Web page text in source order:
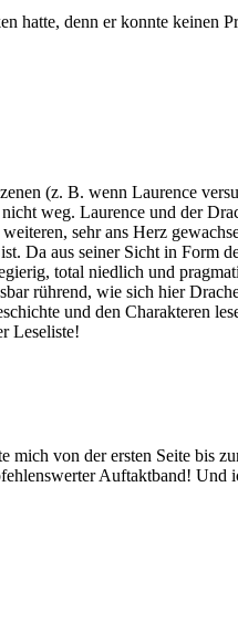
hatte, denn er konnte keinen
(z. B. wenn Laurence
weg. Laurence und der
sehr ans Herz
Da aus seiner Sicht in Form
total niedlich und
rührend, wie sich hier
und den Charakteren
Leseliste!
von der ersten Seite bis
Auftaktband! Und